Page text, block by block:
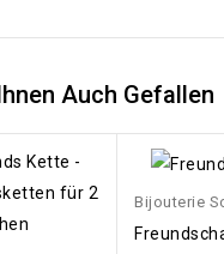
Auch Gefallen
Bijouterie